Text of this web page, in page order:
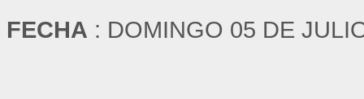
FECHA : DOMINGO 05 DE